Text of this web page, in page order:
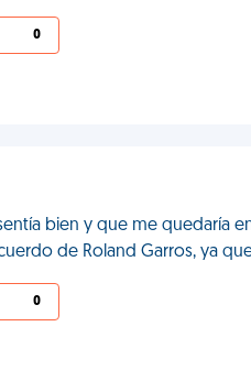
0
bien y que me quedaría
de Roland Garros, ya
0